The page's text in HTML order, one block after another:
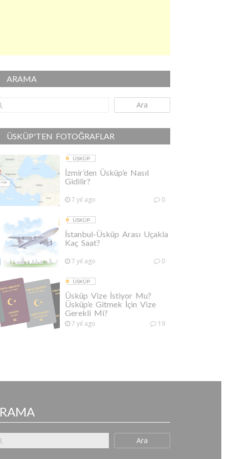
ARAMA
Ara
ÜSKÜP'TEN FOTOĞRAFLAR
ÜSKÜP
İzmir’den Üsküp’e Nasıl
Gidilir?
7 yıl ago 0
ÜSKÜP
İstanbul-Üsküp Arası Uçakla
Kaç Saat?
7 yıl ago 0
ÜSKÜP
Üsküp Vize İstiyor Mu?
Üsküp’e Gitmek İçin Vize
Gerekli Mi?
7 yıl ago 19
Ara